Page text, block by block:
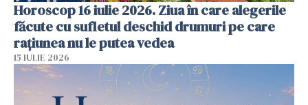
Horoscop 16 iulie 2026. Ziua în care alegerile
făcute cu sufletul deschid drumuri pe care
rațiunea nu le putea vedea
15 IULIE 2026